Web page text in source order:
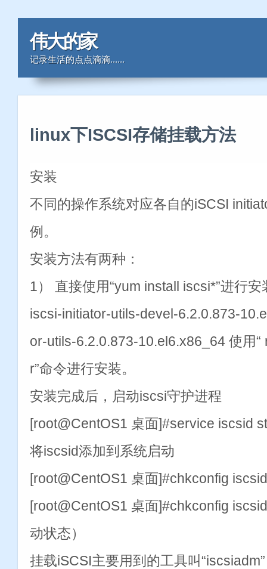
伟大的家
记录生活的点点滴滴......
linux下ISCSI存储挂载方法
安装
不同的操作系统对应各自的iSCSI
例。
安装方法有两种：
1） 直接使用“yum install iscsi*”进行
iscsi-initiator-utils-devel-6.2.0.873-
or-utils-6.2.0.873-10.el6.x86_64 使用
r”命令进行安装。
安装完成后，启动iscsi守护进程
[root@CentOS1 桌面]#service
将iscsid添加到系统启动
[root@CentOS1 桌面]#chkconfig
[root@CentOS1 桌面]#chkconfig
动状态）
挂载iSCSI主要用到的工具叫